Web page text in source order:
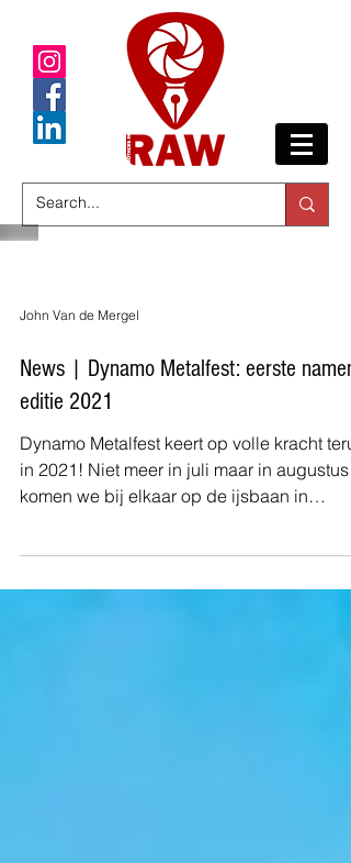
John Van de Mergel
News | Dynamo Metalfest: eerste namen
editie 2021
Dynamo Metalfest keert op volle kracht
in 2021! Niet meer in juli maar in augustus
komen we bij elkaar op de ijsbaan in